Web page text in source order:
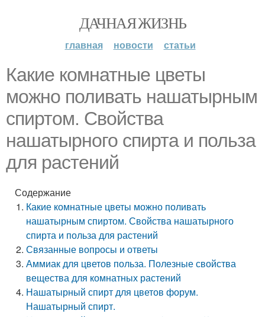
ДАЧНАЯ ЖИЗНЬ
главная новости статьи
Какие комнатные цветы
можно поливать нашатырным
спиртом. Свойства
нашатырного спирта и польза
для растений
Содержание
Какие комнатные цветы можно поливать
нашатырным спиртом. Свойства нашатырного
спирта и польза для растений
Связанные вопросы и ответы
Аммиак для цветов польза. Полезные свойства
вещества для комнатных растений
Нашатырный спирт для цветов форум.
Нашатырный спирт.